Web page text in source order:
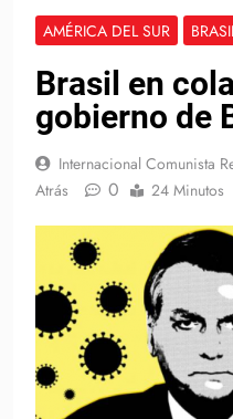
AMÉRICA DEL SUR
Brasil en
gobierno de
Internacional Comunista
Atrás
0 24 Minutos